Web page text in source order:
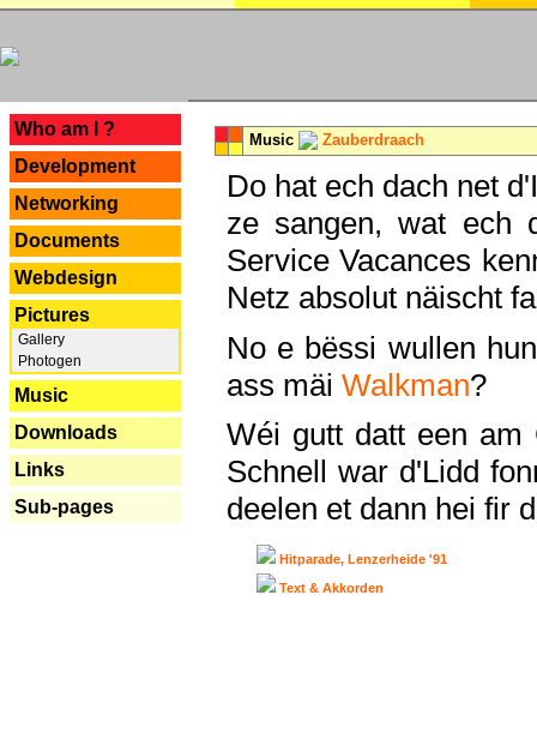
Who am I ?
Development
Networking
Documents
Webdesign
Pictures
Gallery
Photogen
Music
Downloads
Links
Sub-pages
Music Zauberdraach
Do hat ech dach net
ze sangen, wat ech
Service Vacances
Netz absolut näischt
No e bëssi wullen
ass mäi Walkman?
Wéi gutt datt een am
Schnell war d'Lidd
deelen et dann hei fir
Hitparade, Lenzerheide '91
Text & Akkorden